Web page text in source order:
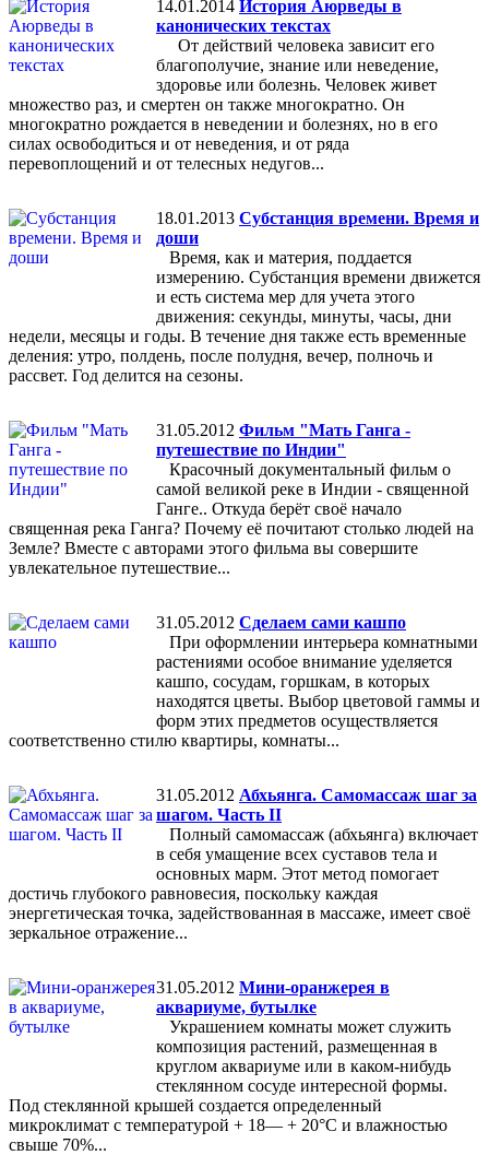
14.01.2014 История Аюрведы в
канонических текстах
От действий человека зависит его
благополучие, знание или неведение,
здоровье или болезнь. Человек живет
множество раз, и смертен он также многократно. Он
многократно рождается в неведении и болезнях, но в его
силах освободиться и от неведения, и от ряда
перевоплощений и от телесных недугов...
18.01.2013 Субстанция времени. Время и
доши
Время, как и материя, поддается
измерению. Субстанция времени движется
и есть система мер для учета этого
движения: секунды, минуты, часы, дни
недели, месяцы и годы. В течение дня также есть временные
деления: утро, полдень, после полудня, вечер, полночь и
рассвет. Год делится на сезоны.
31.05.2012 Фильм "Мать Ганга -
путешествие по Индии"
Красочный документальный фильм о
самой великой реке в Индии - священной
Ганге.. Откуда берёт своё начало
священная река Ганга? Почему её почитают столько людей на
Земле? Вместе с авторами этого фильма вы совершите
увлекательное путешествие...
31.05.2012 Сделаем сами кашпо
При оформлении интерьера комнатными
растениями особое внимание уделяется
кашпо, сосудам, горшкам, в которых
находятся цветы. Выбор цветовой гаммы и
форм этих предметов осуществляется
соответственно стилю квартиры, комнаты...
31.05.2012 Абхьянга. Самомассаж шаг за
шагом. Часть II
Полный самомассаж (абхьянга) включает
в себя умащение всех суставов тела и
основных марм. Этот метод помогает
достичь глубокого равновесия, поскольку каждая
энергетическая точка, задействованная в массаже, имеет своё
зеркальное отражение...
31.05.2012 Мини-оранжерея в
аквариуме, бутылке
Украшением комнаты может служить
композиция растений, размещенная в
круглом аквариуме или в каком-нибудь
стеклянном сосуде интересной формы.
Под стеклянной крышей создается определенный
микроклимат с температурой + 18— + 20°С и влажностью
свыше 70%...